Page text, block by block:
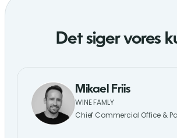
Det siger vores
Mikael Friis
WINE FAMLY
Chief Commercial Office &